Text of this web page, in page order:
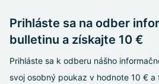
Prihláste sa na odber
bulletinu a získajte 10 €
Prihláste sa k odberu nášho
svoj osobný poukaz v hodnote 10 € a